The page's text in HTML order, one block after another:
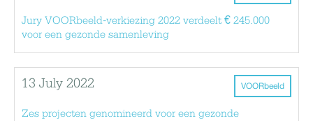
Jury VOORbeeld-verkiezing 2022 verdeelt € 245.000
voor een gezonde samenleving
VOORbeeld
13 July 2022
Zes projecten genomineerd voor een gezonde